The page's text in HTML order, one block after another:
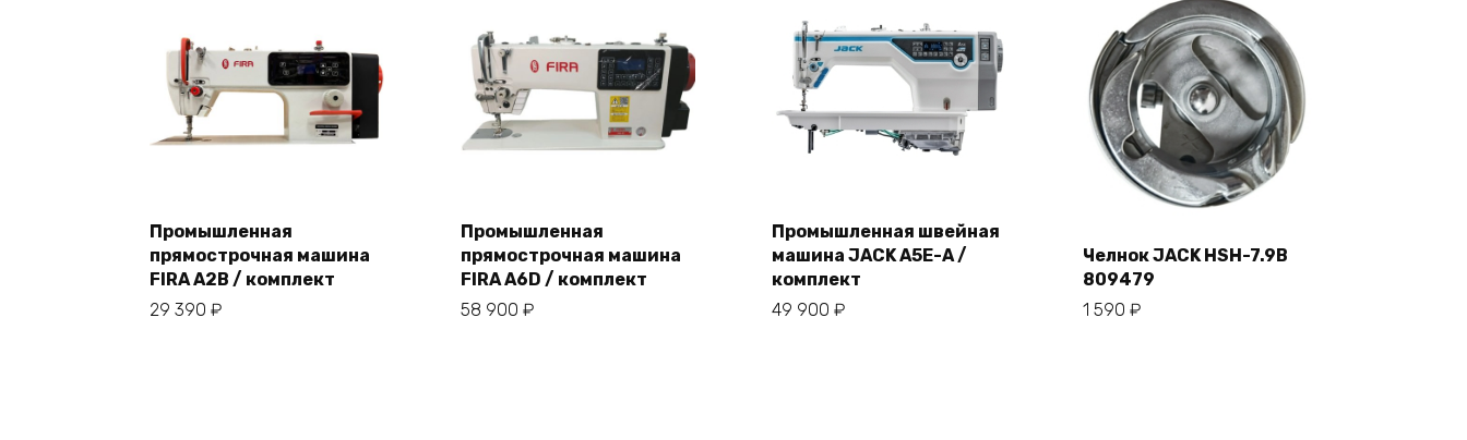
В корзину
Промышленная
прямострочная машина
FIRA A2B / комплект
29 390 ₽
В корзину
Промышленная
прямострочная машина
FIRA A6D / комплект
58 900 ₽
Промышленная швейная
машина JACK A5E-A /
комплект
49 900 ₽
Челнок JACK HSH-7.9B
809479
1 590 ₽